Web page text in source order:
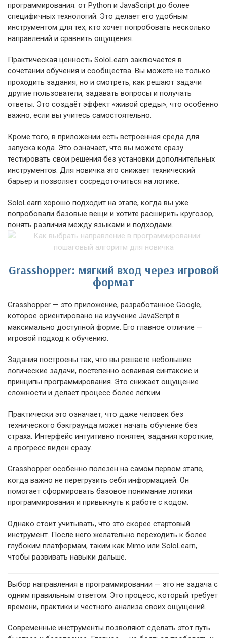
программирования: от Python и JavaScript до более
специфичных технологий. Это делает его удобным
инструментом для тех, кто хочет попробовать несколько
направлений и сравнить ощущения.
Практическая ценность SoloLearn заключается в
сочетании обучения и сообщества. Вы можете не только
проходить задания, но и смотреть, как решают задачи
другие пользователи, задавать вопросы и получать
ответы. Это создаёт эффект «живой среды», что особенно
важно, если вы учитесь самостоятельно.
Кроме того, в приложении есть встроенная среда для
запуска кода. Это означает, что вы можете сразу
тестировать свои решения без установки дополнительных
инструментов. Для новичка это снижает технический
барьер и позволяет сосредоточиться на логике.
SoloLearn хорошо подходит на этапе, когда вы уже
попробовали базовые вещи и хотите расширить кругозор,
понять различия между языками и подходами.
Grasshopper: мягкий вход через игровой
формат
Grasshopper — это приложение, разработанное Google,
которое ориентировано на изучение JavaScript в
максимально доступной форме. Его главное отличие —
игровой подход к обучению.
Задания построены так, что вы решаете небольшие
логические задачи, постепенно осваивая синтаксис и
принципы программирования. Это снижает ощущение
сложности и делает процесс более лёгким.
Практически это означает, что даже человек без
технического бэкграунда может начать обучение без
страха. Интерфейс интуитивно понятен, задания короткие,
а прогресс виден сразу.
Grasshopper особенно полезен на самом первом этапе,
когда важно не перегрузить себя информацией. Он
помогает сформировать базовое понимание логики
программирования и привыкнуть к работе с кодом.
Однако стоит учитывать, что это скорее стартовый
инструмент. После него желательно переходить к более
глубоким платформам, таким как Mimo или SoloLearn,
чтобы развивать навыки дальше.
Выбор направления в программировании — это не задача с
одним правильным ответом. Это процесс, который требует
времени, практики и честного анализа своих ощущений.
Современные инструменты позволяют сделать этот путь